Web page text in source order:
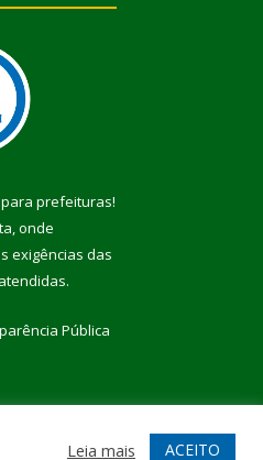
prefeituras!
onde
exigências das
Pública
Acessar Webmail
Leia mais ACEITO